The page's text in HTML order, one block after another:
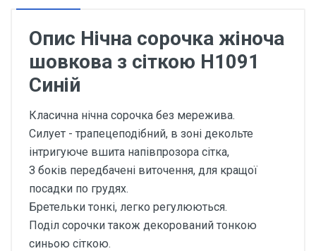
Опис Нічна сорочка жіноча
шовкова з сіткою Н1091
Синій
Класична нічна сорочка без мережива.
Силует - трапецеподібний, в зоні декольте
інтригуюче вшита напівпрозора сітка,
З боків передбачені виточення, для кращої
посадки по грудях.
Бретельки тонкі, легко регулюються.
Поділ сорочки також декорований тонкою
синьою сіткою.